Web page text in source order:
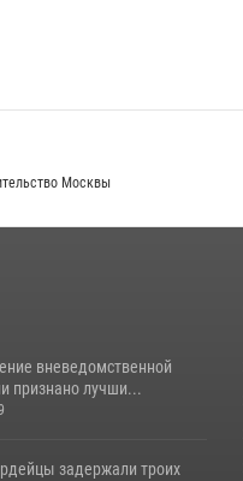
Москвы
вневедомственной
признано лучши...
задержали троих